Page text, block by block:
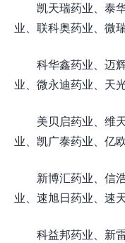
凯天瑞药业、泰
业、联科奥药业、微
科华鑫药业、迈
业、微永迪药业、天
美贝启药业、维
业、凯广泰药业、亿
新博汇药业、信
业、速旭日药业、速
科益邦药业、新